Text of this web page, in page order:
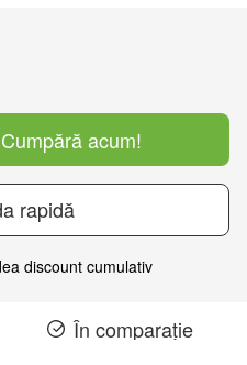
Cumpără acum!
rapidă
discount cumulativ
În comparație